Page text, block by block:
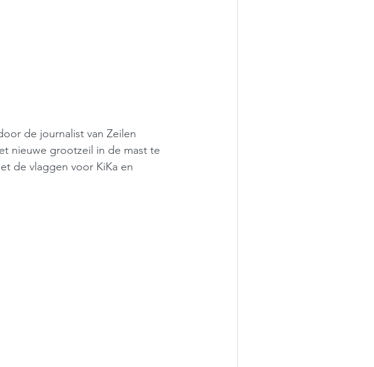
de journalist van Zeilen
nieuwe grootzeil in de mast te
de vlaggen voor KiKa en